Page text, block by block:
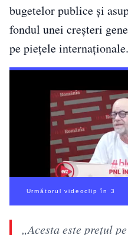
bugetelor publice și
fondul unei creșteri
pe piețele internaționale.
Următorul videoclip în 2
„Acesta este prețul